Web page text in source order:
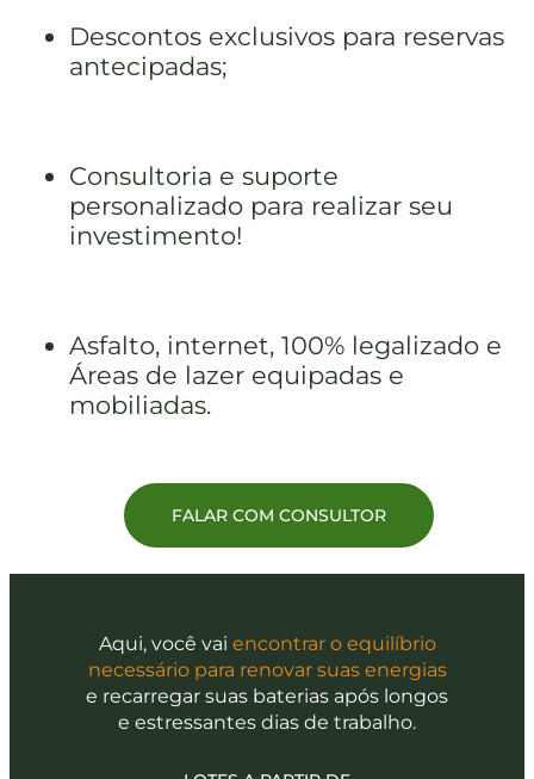
Descontos exclusivos para reservas
antecipadas;
Consultoria e suporte
personalizado para realizar seu
investimento!
Asfalto, internet, 100% legalizado e
Áreas de lazer equipadas e
mobiliadas.
FALAR COM CONSULTOR
Aqui, você vai encontrar o equilíbrio
necessário para renovar suas energias
e recarregar suas baterias após longos
e estressantes dias de trabalho.